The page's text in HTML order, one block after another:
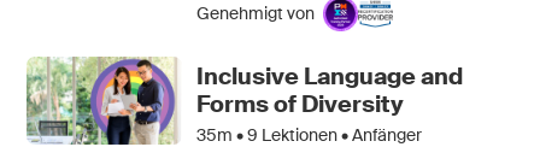
Genehmigt von
Inclusive Language and
Forms of Diversity
35m •9 Lektionen • Anfänger